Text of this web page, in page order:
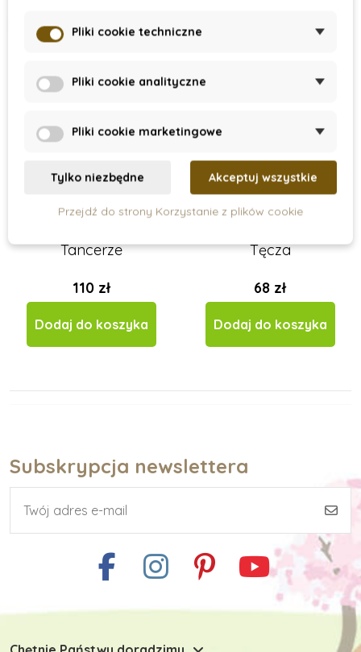
Tancerze
110 zł
Dodaj do koszyka
Tęcza
68 zł
Dodaj do koszyka
Subskrypcja newslettera
Pliki cookie techniczne
Pliki cookie analityczne
Pliki cookie marketingowe
Tylko niezbędne Akceptuj wszystkie
Przejdź do strony Korzystanie z plików cookie